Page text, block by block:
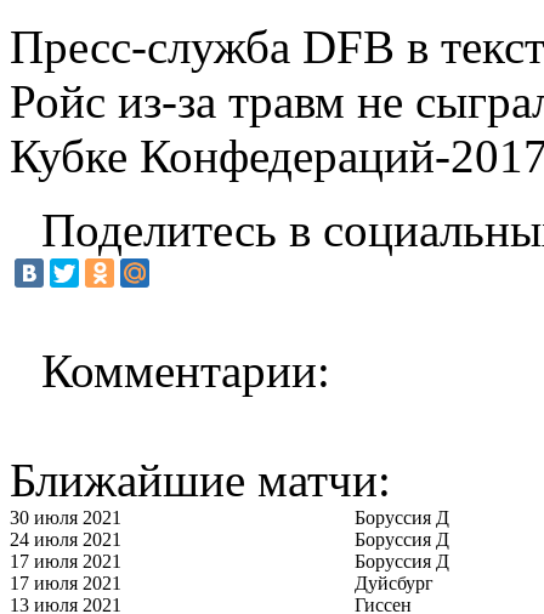
Пресс-служба DFB в
Ройс из-за травм не
Кубке Конфедераций-
Поделитесь в
Комментарии:
Ближайшие матчи:
30 июля 2021
Боруссия Д
24 июля 2021
Боруссия Д
17 июля 2021
Боруссия Д
17 июля 2021
Дуйсбург
13 июля 2021
Гиссен